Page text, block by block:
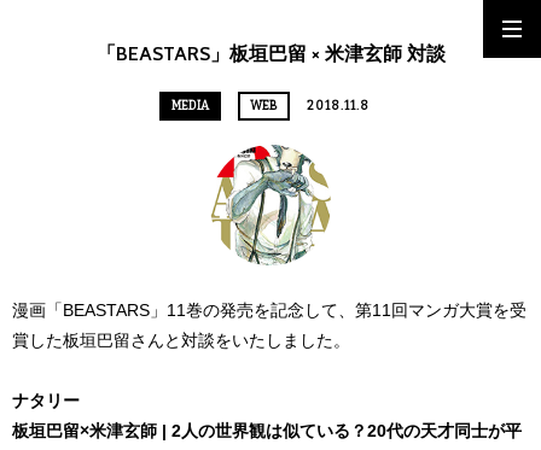
「BEASTARS」板垣巴留 × 米津玄師 対談
MEDIA WEB 2018.11.8
漫画「BEASTARS」11巻の発売を記念して、第11回マンガ大賞を受
賞した板垣巴留さんと対談をいたしました。
ナタリー
板垣巴留×米津玄師 | 2人の世界観は似ている？20代の天才同士が平